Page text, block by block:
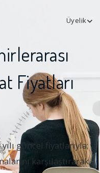
Üyelik
Fiyatları
güncel fiyatlarıyla;
karşılaştırarak